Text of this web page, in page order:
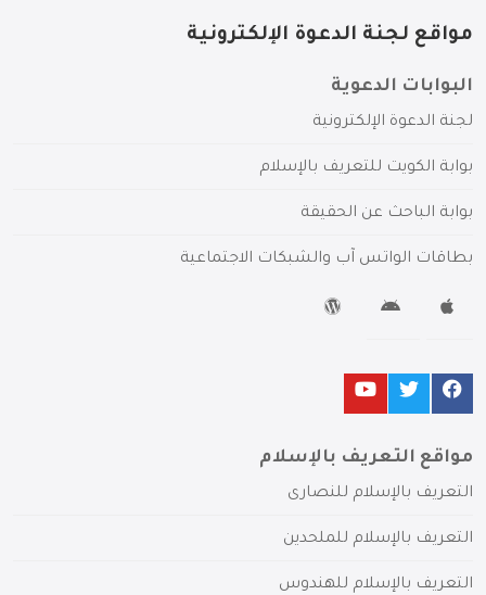
مواقع لجنة الدعوة الإلكترونية
البوابات الدعوية
لجنة الدعوة الإلكترونية
بوابة الكويت للتعريف بالإسلام
بوابة الباحث عن الحقيقة
بطاقات الواتس آب والشبكات الاجتماعية
مواقع التعريف بالإسلام
التعريف بالإسلام للنصارى
التعريف بالإسلام للملحدين
التعريف بالإسلام للهندوس